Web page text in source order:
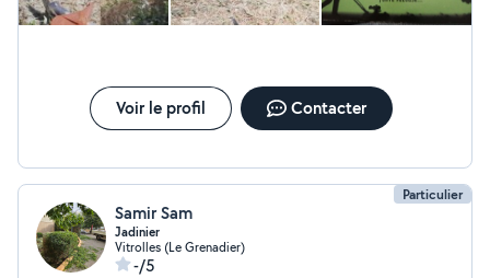
Voir le profil Contacter
Particulier
Samir Sam
Jadinier
Vitrolles (Le Grenadier)
-/5